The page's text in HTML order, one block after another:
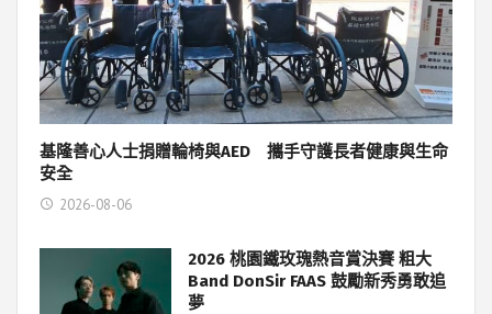
基隆善心人士捐贈輪椅與AED 攜手守護長者健康與生命
安全
2026-08-06
2026 桃園鐵玫瑰熱音賞決賽 粗大
Band DonSir FAAS 鼓勵新秀勇敢追
夢